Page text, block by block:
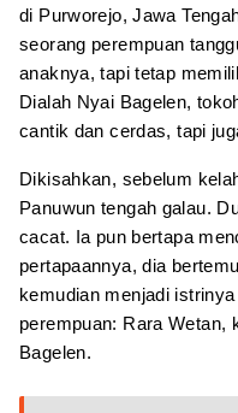
di Purworejo, Jawa
seorang perempuan
anaknya, tapi tetap
Dialah Nyai Bagelen,
cantik dan cerdas, tapi
Dikisahkan, sebelum
Panuwun tengah galau.
cacat. Ia pun bertapa
pertapaannya, dia
kemudian menjadi
perempuan: Rara Wetan,
Bagelen.